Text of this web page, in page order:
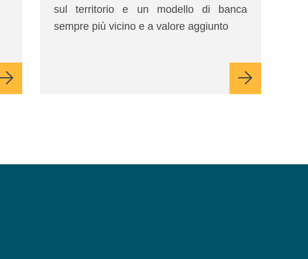
sul territorio e un modello di banca
sempre più vicino e a valore aggiunto